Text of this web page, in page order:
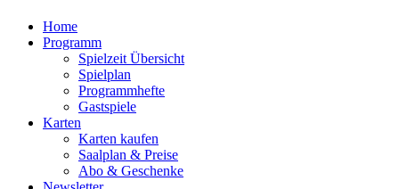
Home
Programm
Spielzeit Übersicht
Spielplan
Programmhefte
Gastspiele
Karten
Karten kaufen
Saalplan & Preise
Abo & Geschenke